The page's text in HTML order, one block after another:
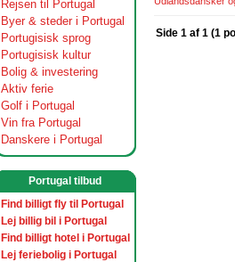
Rejsen til Portugal
Byer & steder i Portugal
Portugisisk sprog
Portugisisk kultur
Bolig & investering
Aktiv ferie
Golf i Portugal
Vin fra Portugal
Danskere i Portugal
Portugal tilbud
Find billigt fly til Portugal
Lej billig bil i Portugal
Find billigt hotel i Portugal
Lej feriebolig i Portugal
Side 1 af 1 (1